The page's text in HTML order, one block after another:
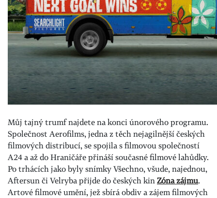
Můj tajný trumf najdete na konci únorového programu.
Společnost Aerofilms, jedna z těch nejagilnější českých
filmových distribucí, se spojila s filmovou společností
A24 a až do Hraničáře přináší současné filmové lahůdky.
Po trhácích jako byly snímky Všechno, všude, najednou,
Aftersun či Velryba přijde do českých kinZóna zájmu.
Artové filmové umění, jež sbírá obdiv a zájem filmových